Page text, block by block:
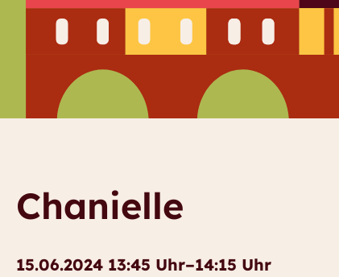
Chanielle
15.06.2024 13:45 Uhr–14:15 Uhr